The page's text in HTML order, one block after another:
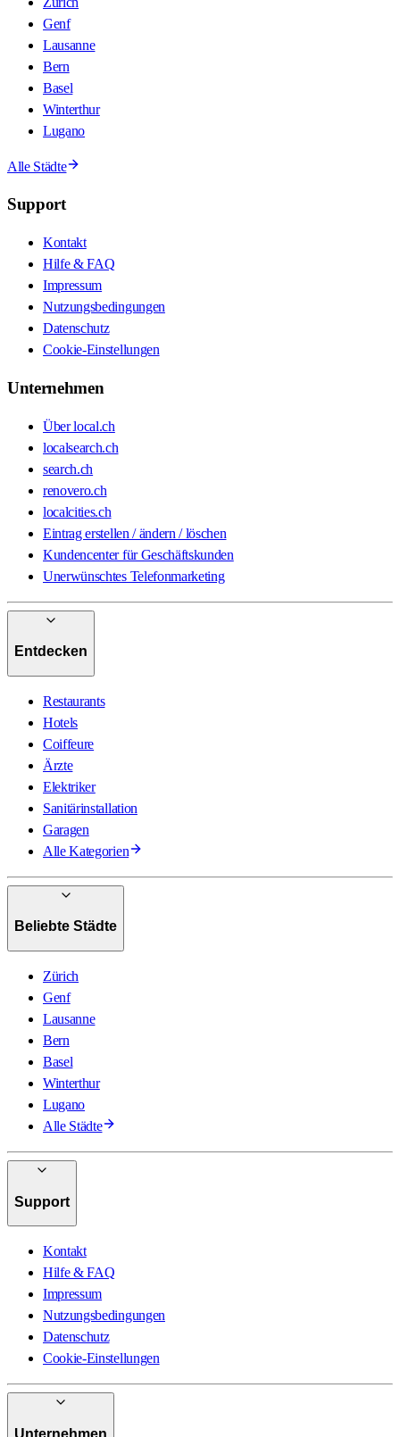
Genf
Lausanne
Bern
Basel
Winterthur
Lugano
Alle Städte
Support
Kontakt
Hilfe & FAQ
Impressum
Nutzungsbedingungen
Datenschutz
Cookie-Einstellungen
Unternehmen
Über local.ch
localsearch.ch
search.ch
renovero.ch
localcities.ch
Eintrag erstellen / ändern / löschen
Kundencenter für Geschäftskunden
Unerwünschtes Telefonmarketing
Entdecken
Restaurants
Hotels
Coiffeure
Ärzte
Elektriker
Sanitärinstallation
Garagen
Alle Kategorien
Beliebte Städte
Zürich
Genf
Lausanne
Bern
Basel
Winterthur
Lugano
Alle Städte
Support
Kontakt
Hilfe & FAQ
Impressum
Nutzungsbedingungen
Datenschutz
Cookie-Einstellungen
Unternehmen